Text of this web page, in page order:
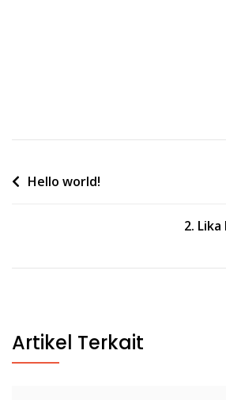
PostHello world!
2.
Artikel Terkait